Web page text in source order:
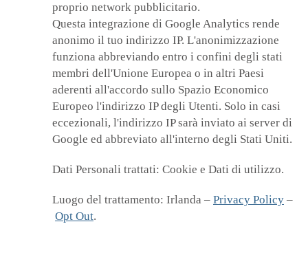
proprio network pubblicitario.
Questa integrazione di Google Analytics rende
anonimo il tuo indirizzo IP. L'anonimizzazione
funziona abbreviando entro i confini degli stati
membri dell'Unione Europea o in altri Paesi
aderenti all'accordo sullo Spazio Economico
Europeo l'indirizzo IP degli Utenti. Solo in casi
eccezionali, l'indirizzo IP sarà inviato ai server di
Google ed abbreviato all'interno degli Stati Uniti.
Dati Personali trattati: Cookie e Dati di utilizzo.
Luogo del trattamento: Irlanda – Privacy Policy –
Opt Out.